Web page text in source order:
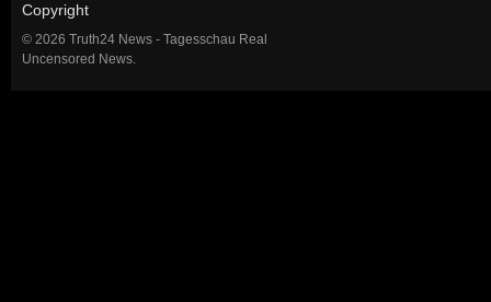
Copyright
© 2026 Truth24 News - Tagesschau Real
Uncensored News.